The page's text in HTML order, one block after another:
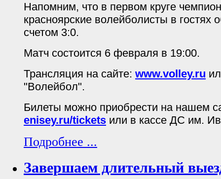
Напомним, что в первом круге
красноярские волейболисты в гостях
счетом 3:0.
Матч состоится 6 февраля в 19:00.
Трансляция на сайте: www.volley.ru
"Волейбол".
Билеты можно приобрести на нашем
enisey.ru/tickets или в кассе ДС им.
Подробнее ...
Завершаем длительный